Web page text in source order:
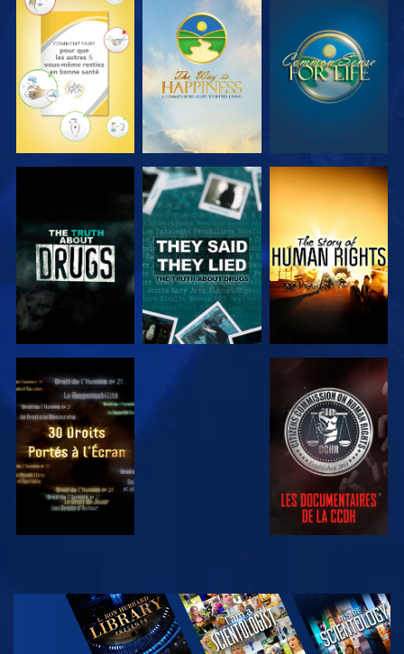
REGARDER REGARDER REGARDER
REGARDER REGARDER
REGARDER REGARDER
REGARDER
DÉCOUVRIR
LES SÉRIES